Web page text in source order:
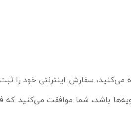
سفارش اینترنتی خود را
باشد، شما موافقت می‌‏کنید